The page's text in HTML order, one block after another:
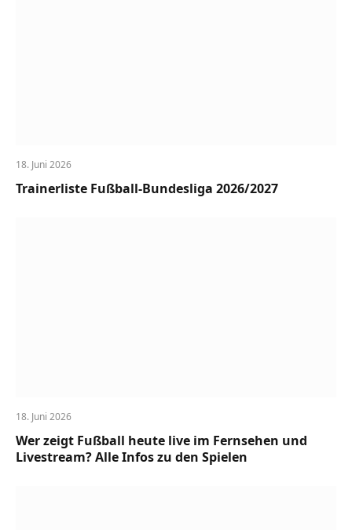
18. Juni 2026
Trainerliste Fußball-Bundesliga 2026/2027
18. Juni 2026
Wer zeigt Fußball heute live im Fernsehen und
Livestream? Alle Infos zu den Spielen